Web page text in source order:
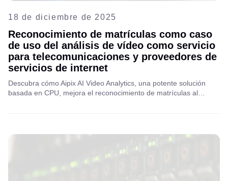
18 de diciembre de 2025
Reconocimiento de matrículas como caso
de uso del análisis de vídeo como servicio
para telecomunicaciones y proveedores de
servicios de internet
Descubra cómo Aipix AI Video Analytics, una potente solución
basada en CPU, mejora el reconocimiento de matrículas al